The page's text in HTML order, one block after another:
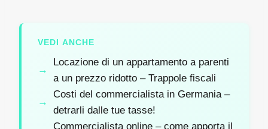
VEDI ANCHE
Locazione di un appartamento a parenti
a un prezzo ridotto – Trappole fiscali
Costi del commercialista in Germania –
detrarli dalle tue tasse!
Commercialista online – come apporta il